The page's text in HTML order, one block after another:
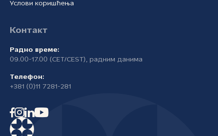
Услови коришћења
Контакт
Радно време:
09.00-17.00 (CET/CEST), радним данима
Телефон:
+381 (0)11 7281-281